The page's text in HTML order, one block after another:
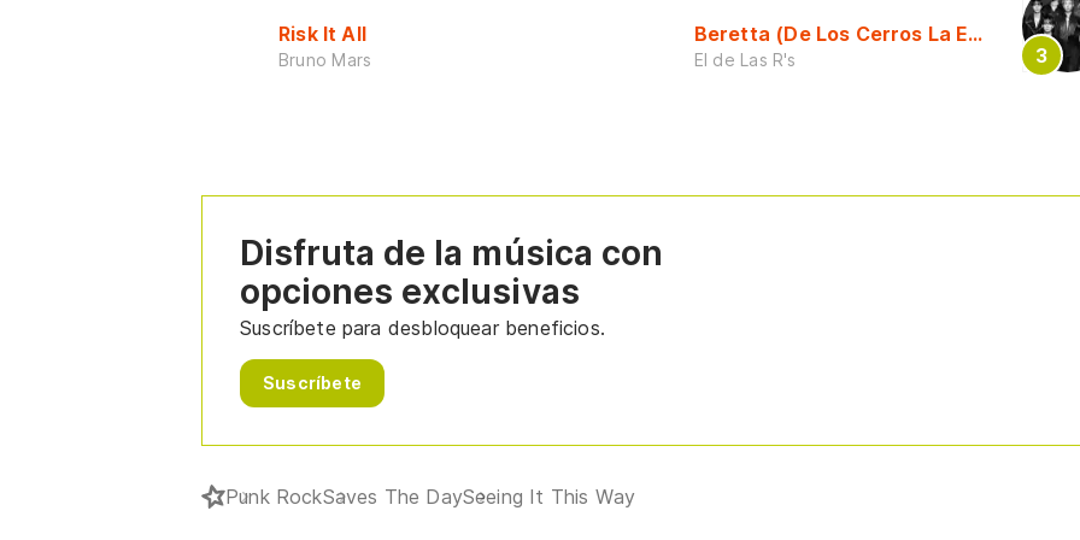
Risk It All
Bruno Mars
Beretta (De Los Cerros La Escuela)
El de Las R's
Disfruta de la música con
opciones exclusivas
Suscríbete para desbloquear beneficios.
Suscríbete
Punk RockSaves The DaySeeing It This Way